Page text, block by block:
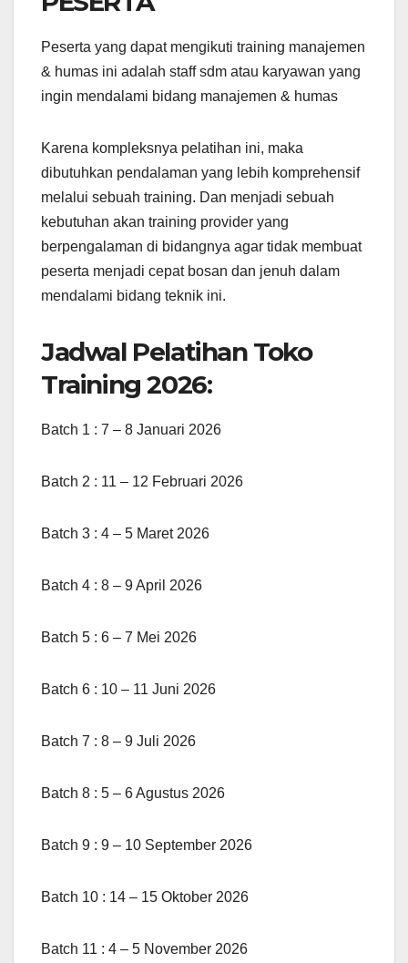
Peserta yang dapat mengikuti training manajemen
& humas ini adalah staff sdm atau karyawan yang
ingin mendalami bidang manajemen & humas
Karena kompleksnya pelatihan ini, maka
dibutuhkan pendalaman yang lebih komprehensif
melalui sebuah training. Dan menjadi sebuah
kebutuhan akan training provider yang
berpengalaman di bidangnya agar tidak membuat
peserta menjadi cepat bosan dan jenuh dalam
mendalami bidang teknik ini.
Jadwal Pelatihan Toko
Training 2026:
Batch 1 : 7 – 8 Januari 2026
Batch 2 : 11 – 12 Februari 2026
Batch 3 : 4 – 5 Maret 2026
Batch 4 : 8 – 9 April 2026
Batch 5 : 6 – 7 Mei 2026
Batch 6 : 10 – 11 Juni 2026
Batch 7 : 8 – 9 Juli 2026
Batch 8 : 5 – 6 Agustus 2026
Batch 9 : 9 – 10 September 2026
Batch 10 : 14 – 15 Oktober 2026
Batch 11 : 4 – 5 November 2026